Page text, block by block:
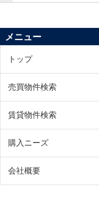
メニュー
トップ
売買物件検索
賃貸物件検索
購入ニーズ
会社概要